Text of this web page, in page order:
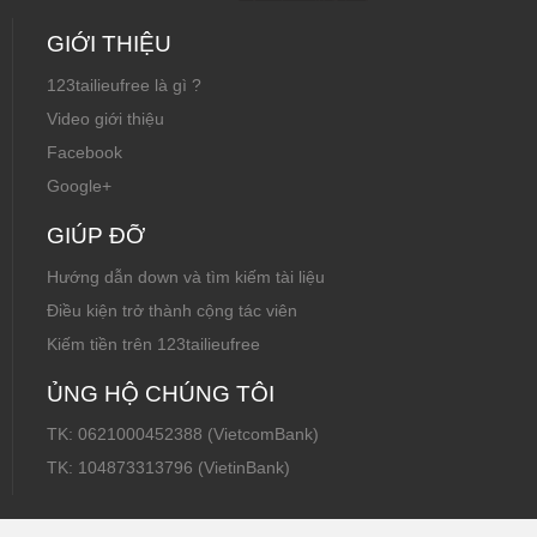
GIỚI THIỆU
123tailieufree là gì ?
Video giới thiệu
Facebook
Google+
GIÚP ĐỠ
Hướng dẫn down và tìm kiếm tài liệu
Điều kiện trở thành cộng tác viên
Kiếm tiền trên 123tailieufree
ỦNG HỘ CHÚNG TÔI
TK: 0621000452388 (VietcomBank)
TK: 104873313796 (VietinBank)